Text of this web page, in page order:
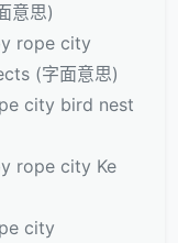
意思)
rope city
(字面意思)
city bird nest
rope city Ke
city